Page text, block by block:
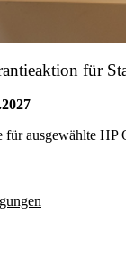
für
für ausgewählte HP